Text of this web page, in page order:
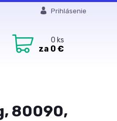
Prihlásenie
0 ks
za 0 €
80090,